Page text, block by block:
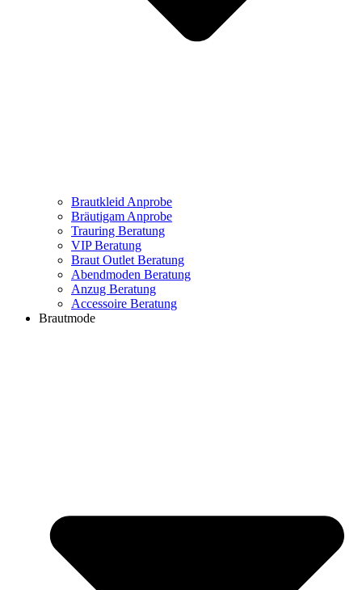
Brautkleid Anprobe
Bräutigam Anprobe
Trauring Beratung
VIP Beratung
Braut Outlet Beratung
Abendmoden Beratung
Anzug Beratung
Accessoire Beratung
Brautmode